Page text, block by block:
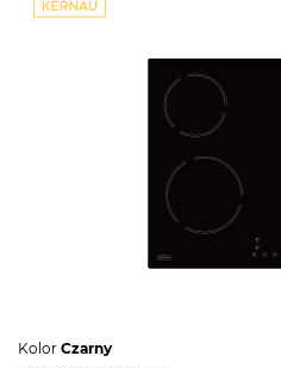
Kolor Czarny